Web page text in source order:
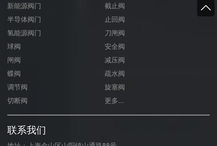
新能源阀门
半导体阀门
氢能源阀门
球阀
闸阀
蝶阀
调节阀
切断阀
截止阀
止回阀
刀闸阀
安全阀
减压阀
疏水阀
旋塞阀
更多...
联系我们